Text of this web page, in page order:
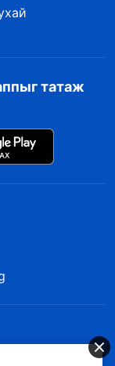
татаж
Та Бурханы